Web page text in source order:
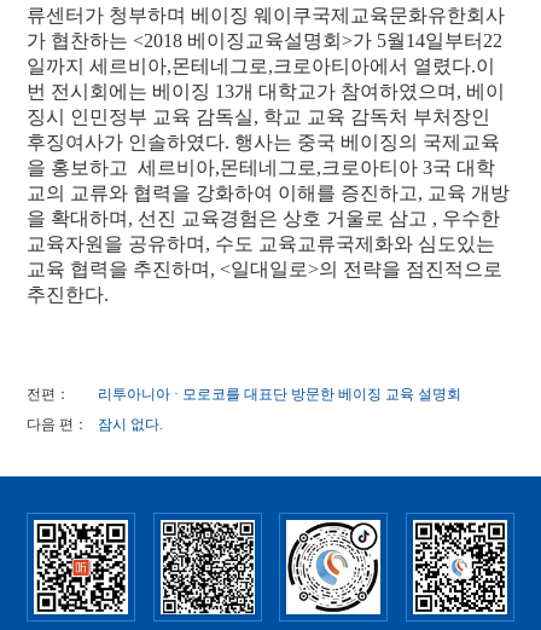
류센터가 청부하며 베이징 웨이쿠국제교육문화유한회사
가 협찬하는 <2018 베이징교육설명회>가 5월14일부터22
일까지 세르비아,몬테네그로,크로아티아에서 열렸다.이
번 전시회에는 베이징 13개 대학교가 참여하였으며, 베이
징시 인민정부 교육 감독실, 학교 교육 감독처 부처장인
후징여사가 인솔하였다. 행사는 중국 베이징의 국제교육
을 홍보하고 세르비아,몬테네그로,크로아티아 3국 대학
교의 교류와 협력을 강화하여 이해를 증진하고, 교육 개방
을 확대하며, 선진 교육경험은 상호 거울로 삼고 , 우수한
교육자원을 공유하며, 수도 교육교류국제화와 심도있는
교육 협력을 추진하며, <일대일로>의 전략을 점진적으로
추진한다.
전편：
리투아니아 · 모로코를 대표단 방문한 베이징 교육 설명회
다음 편：
잠시 없다.